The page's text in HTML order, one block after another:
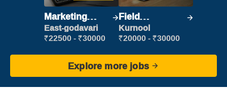
Marketing
Executive
East-godavari
₹22500 - ₹30000
Field
Marketing
Executive
Kurnool
₹20000 - ₹30000
Explore more jobs